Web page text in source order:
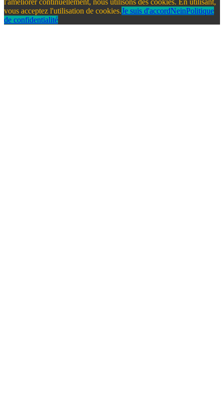
l'améliorer continuellement, nous utilisons des cookies. En utilisant,
vous acceptez l'utilisation de cookies.Je suis d'accordNeinPolitique
de confidentialité